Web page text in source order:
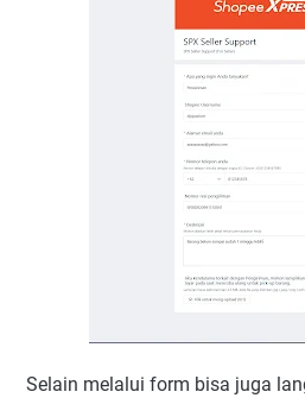
Selain melalui form bisa juga